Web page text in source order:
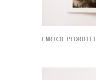
ENRICO